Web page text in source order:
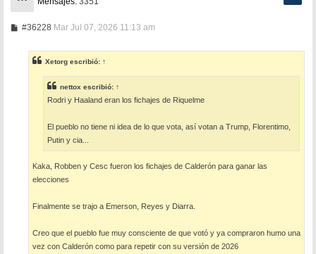
#36228M
a
j
e
Mar Jul 07, 2026 11:13 am
Xetorg escribió: ↑
nettox escribió: ↑
Rodri y Haaland eran los fichajes de Riquelme
El pueblo no tiene ni idea de lo que vota, así votan a Trump, Florentimo,
Putin y cia...
Kaka, Robben y Cesc fueron los fichajes de Calderón para ganar las
elecciones
Finalmente se trajo a Emerson, Reyes y Diarra.
Creo que el pueblo fue muy consciente de que votó y ya compraron humo una
vez con Calderón como para repetir con su versión de 2026